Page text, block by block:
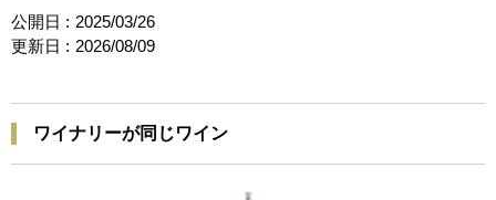
公開日 : 2025/03/26
更新日 : 2026/08/09
ワイナリーが同じワイン